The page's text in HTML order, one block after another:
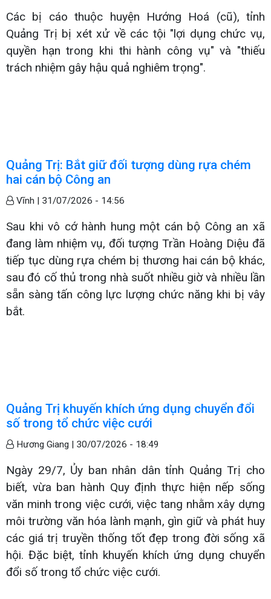
Các bị cáo thuộc huyện Hướng Hoá (cũ), tỉnh
Quảng Trị bị xét xử về các tội "lợi dụng chức vụ,
quyền hạn trong khi thi hành công vụ" và "thiếu
trách nhiệm gây hậu quả nghiêm trọng".
Quảng Trị: Bắt giữ đối tượng dùng rựa chém
hai cán bộ Công an
Vĩnh | 31/07/2026 - 14:56
Sau khi vô cớ hành hung một cán bộ Công an xã
đang làm nhiệm vụ, đối tượng Trần Hoàng Diệu đã
tiếp tục dùng rựa chém bị thương hai cán bộ khác,
sau đó cố thủ trong nhà suốt nhiều giờ và nhiều lần
sẵn sàng tấn công lực lượng chức năng khi bị vây
bắt.
Quảng Trị khuyến khích ứng dụng chuyển đổi
số trong tổ chức việc cưới
Hương Giang | 30/07/2026 - 18:49
Ngày 29/7, Ủy ban nhân dân tỉnh Quảng Trị cho
biết, vừa ban hành Quy định thực hiện nếp sống
văn minh trong việc cưới, việc tang nhằm xây dựng
môi trường văn hóa lành mạnh, gìn giữ và phát huy
các giá trị truyền thống tốt đẹp trong đời sống xã
hội. Đặc biệt, tỉnh khuyến khích ứng dụng chuyển
đổi số trong tổ chức việc cưới.